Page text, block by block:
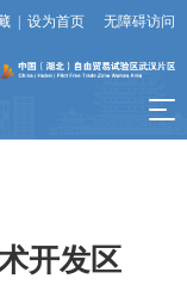
设为首页 无障碍访问
开发区